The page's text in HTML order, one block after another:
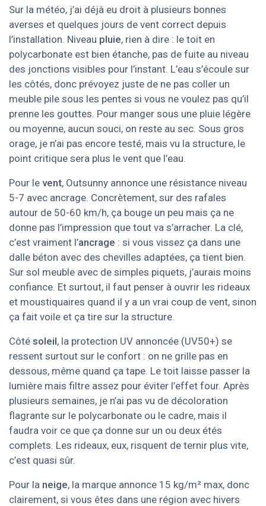
Sur la météo, j’ai déjà eu droit à plusieurs bonnes
averses et quelques jours de vent correct depuis
l’installation. Niveau pluie, rien à dire : le toit en
polycarbonate est bien étanche, pas de fuite au niveau
des jonctions visibles pour l’instant. L’eau s’écoule sur
les côtés, donc prévoyez juste de ne pas coller un
meuble pile sous les pentes si vous ne voulez pas qu’il
prenne les gouttes. Pour manger sous une pluie légère
ou moyenne, aucun souci, on reste au sec. Sous gros
orage, je n’ai pas encore testé, mais vu la structure, le
point critique sera plus le vent que l’eau.
Pour le vent, Outsunny annonce une résistance niveau
5-7 avec ancrage. Concrètement, sur des rafales
autour de 50-60 km/h, ça bouge un peu mais ça ne
donne pas l’impression que tout va s’arracher. La clé,
c’est vraiment l’ancrage : si vous vissez ça dans une
dalle béton avec des chevilles adaptées, ça tient bien.
Sur sol meuble avec de simples piquets, j’aurais moins
confiance. Et surtout, il faut penser à ouvrir les rideaux
et moustiquaires quand il y a un vrai coup de vent, sinon
ça fait voile et ça tire sur la structure.
Côté soleil, la protection UV annoncée (UV50+) se
ressent surtout sur le confort : on ne grille pas en
dessous, même quand ça tape. Le toit laisse passer la
lumière mais filtre assez pour éviter l’effet four. Après
plusieurs semaines, je n’ai pas vu de décoloration
flagrante sur le polycarbonate ou le cadre, mais il
faudra voir ce que ça donne sur un ou deux étés
complets. Les rideaux, eux, risquent de ternir plus vite,
c’est quasi sûr.
Pour la neige, la marque annonce 15 kg/m² max, donc
clairement, si vous êtes dans une région avec hivers